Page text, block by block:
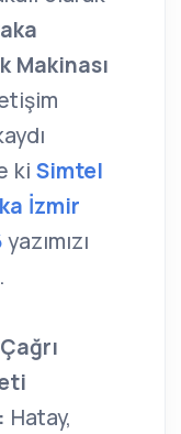
Makinası
ki Simtel
İzmir
yazımızı
Hatay,